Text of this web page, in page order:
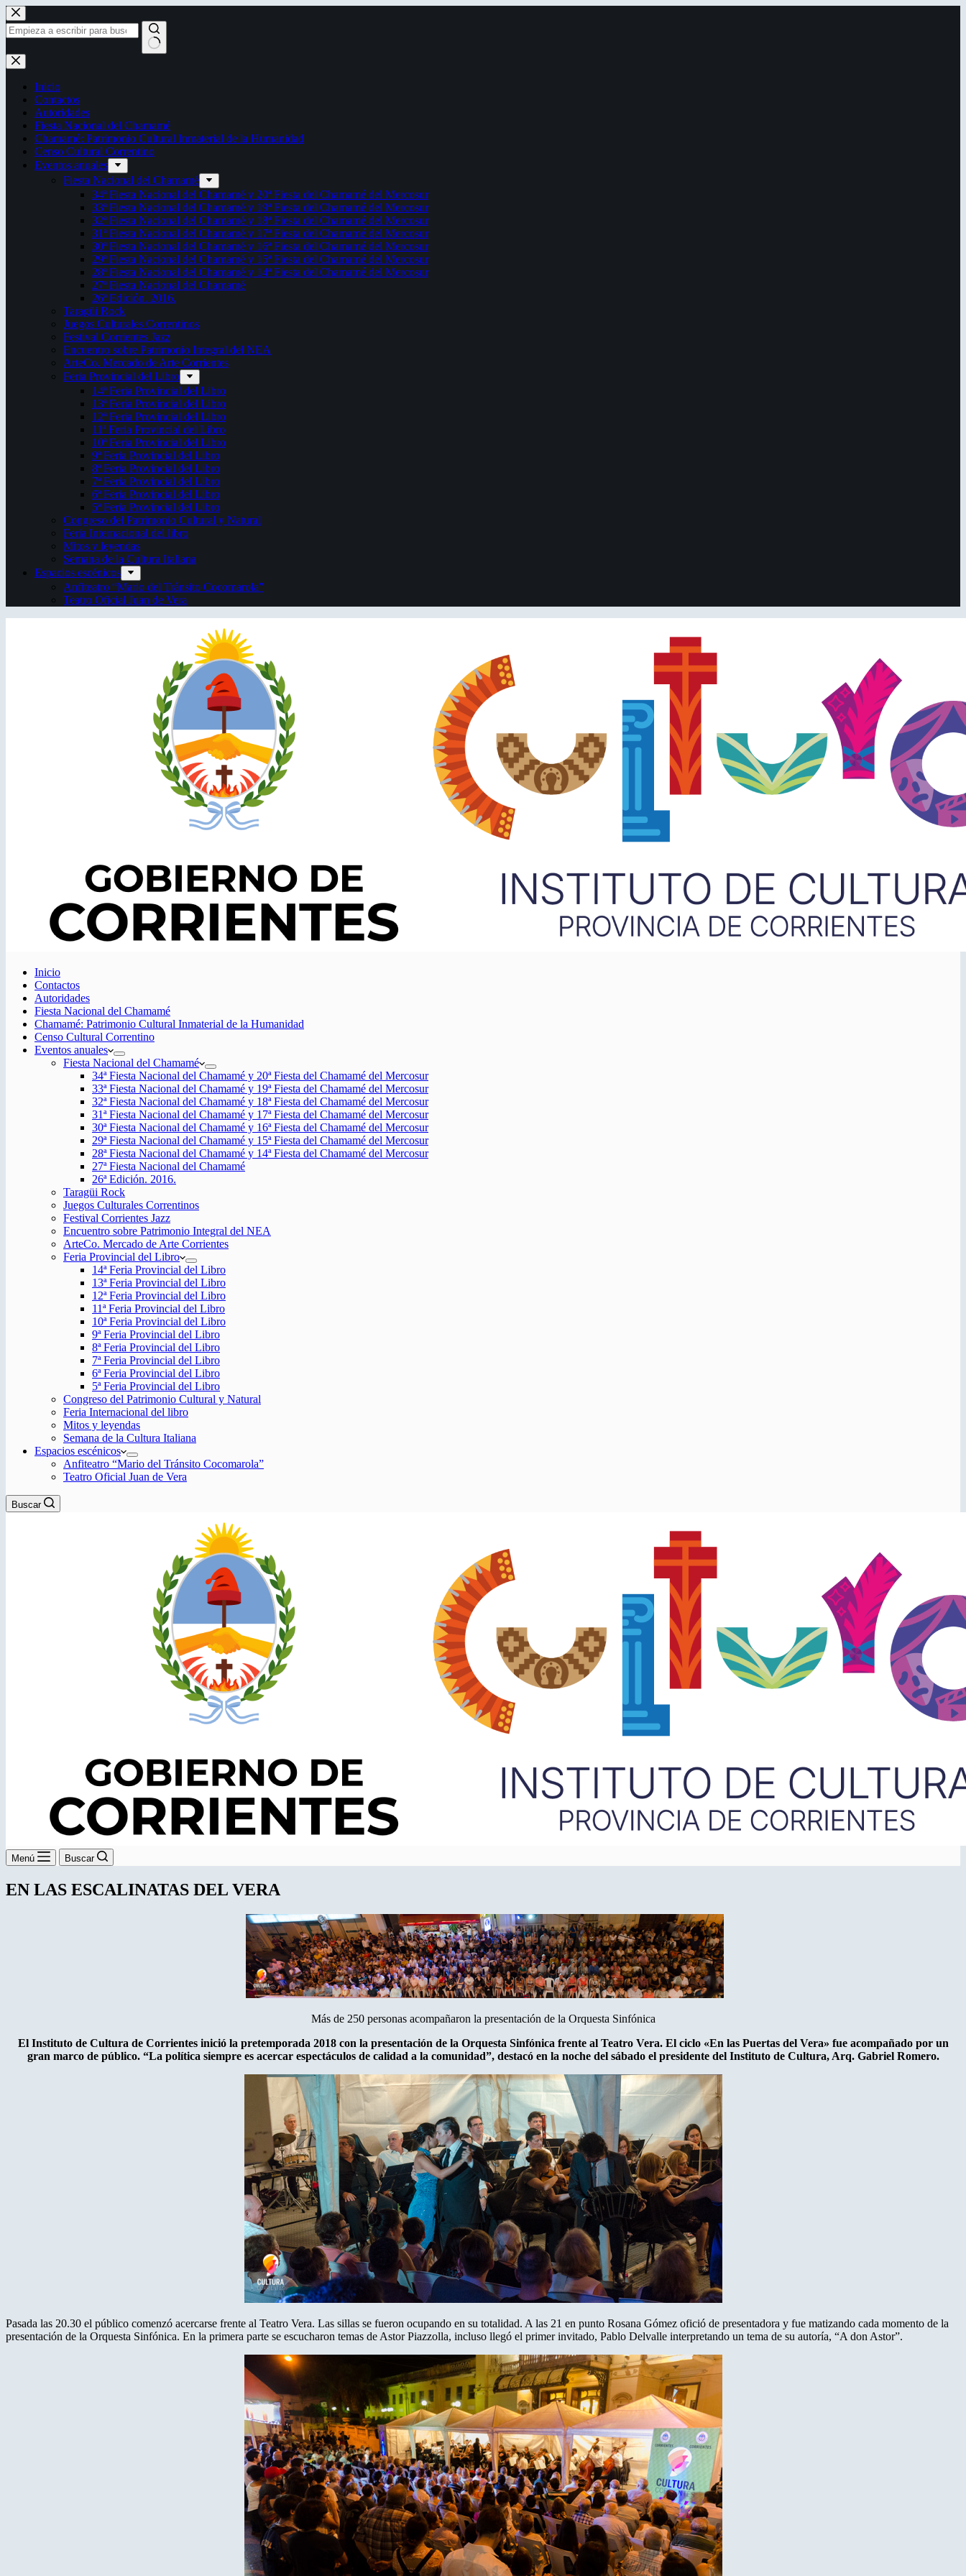
Saltar
al
contenido
Sin
resultados
Inicio
Contactos
Autoridades
Fiesta Nacional del Chamamé
Chamamé: Patrimonio Cultural Inmaterial de la Humanidad
Censo Cultural Correntino
Eventos anuales
Fiesta Nacional del Chamamé
34ª Fiesta Nacional del Chamamé y 20ª Fiesta del Chamamé del Mercosur
33ª Fiesta Nacional del Chamamé y 19ª Fiesta del Chamamé del Mercosur
32ª Fiesta Nacional del Chamamé y 18ª Fiesta del Chamamé del Mercosur
31ª Fiesta Nacional del Chamamé y 17ª Fiesta del Chamamé del Mercosur
30ª Fiesta Nacional del Chamamé y 16ª Fiesta del Chamamé del Mercosur
29ª Fiesta Nacional del Chamamé y 15ª Fiesta del Chamamé del Mercosur
28ª Fiesta Nacional del Chamamé y 14ª Fiesta del Chamamé del Mercosur
27ª Fiesta Nacional del Chamamé
26ª Edición. 2016.
Taragüi Rock
Juegos Culturales Correntinos
Festival Corrientes Jazz
Encuentro sobre Patrimonio Integral del NEA
ArteCo. Mercado de Arte Corrientes
Feria Provincial del Libro
14ª Feria Provincial del Libro
13ª Feria Provincial del Libro
12ª Feria Provincial del Libro
11ª Feria Provincial del Libro
10ª Feria Provincial del Libro
9ª Feria Provincial del Libro
8ª Feria Provincial del Libro
7ª Feria Provincial del Libro
6ª Feria Provincial del Libro
5ª Feria Provincial del Libro
Congreso del Patrimonio Cultural y Natural
Feria Internacional del libro
Mitos y leyendas
Semana de la Cultura Italiana
Espacios escénicos
Anfiteatro “Mario del Tránsito Cocomarola”
Teatro Oficial Juan de Vera
Inicio
Contactos
Autoridades
Fiesta Nacional del Chamamé
Chamamé: Patrimonio Cultural Inmaterial de la Humanidad
Censo Cultural Correntino
Eventos anuales
Fiesta Nacional del Chamamé
34ª Fiesta Nacional del Chamamé y 20ª Fiesta del Chamamé del Mercosur
33ª Fiesta Nacional del Chamamé y 19ª Fiesta del Chamamé del Mercosur
32ª Fiesta Nacional del Chamamé y 18ª Fiesta del Chamamé del Mercosur
31ª Fiesta Nacional del Chamamé y 17ª Fiesta del Chamamé del Mercosur
30ª Fiesta Nacional del Chamamé y 16ª Fiesta del Chamamé del Mercosur
29ª Fiesta Nacional del Chamamé y 15ª Fiesta del Chamamé del Mercosur
28ª Fiesta Nacional del Chamamé y 14ª Fiesta del Chamamé del Mercosur
27ª Fiesta Nacional del Chamamé
26ª Edición. 2016.
Taragüi Rock
Juegos Culturales Correntinos
Festival Corrientes Jazz
Encuentro sobre Patrimonio Integral del NEA
ArteCo. Mercado de Arte Corrientes
Feria Provincial del Libro
14ª Feria Provincial del Libro
13ª Feria Provincial del Libro
12ª Feria Provincial del Libro
11ª Feria Provincial del Libro
10ª Feria Provincial del Libro
9ª Feria Provincial del Libro
8ª Feria Provincial del Libro
7ª Feria Provincial del Libro
6ª Feria Provincial del Libro
5ª Feria Provincial del Libro
Congreso del Patrimonio Cultural y Natural
Feria Internacional del libro
Mitos y leyendas
Semana de la Cultura Italiana
Espacios escénicos
Anfiteatro “Mario del Tránsito Cocomarola”
Teatro Oficial Juan de Vera
Buscar
Menú Buscar
EN LAS ESCALINATAS DEL VERA
Más de 250 personas acompañaron la presentación de la Orquesta Sinfónica
El Instituto de Cultura de Corrientes inició la pretemporada 2018 con la presentación de la Orquesta Sinfónica frente al Teatro Vera. El ciclo «En las Puertas del Vera» fue acompañado por un
gran marco de público. “La política siempre es acercar espectáculos de calidad a la comunidad”, destacó en la noche del sábado el presidente del Instituto de Cultura, Arq. Gabriel Romero.
Pasada las 20.30 el público comenzó acercarse frente al Teatro Vera. Las sillas se fueron ocupando en su totalidad. A las 21 en punto Rosana Gómez ofició de presentadora y fue matizando cada momento de la
presentación de la Orquesta Sinfónica. En la primera parte se escucharon temas de Astor Piazzolla, incluso llegó el primer invitado, Pablo Delvalle interpretando un tema de su autoría, “A don Astor”.